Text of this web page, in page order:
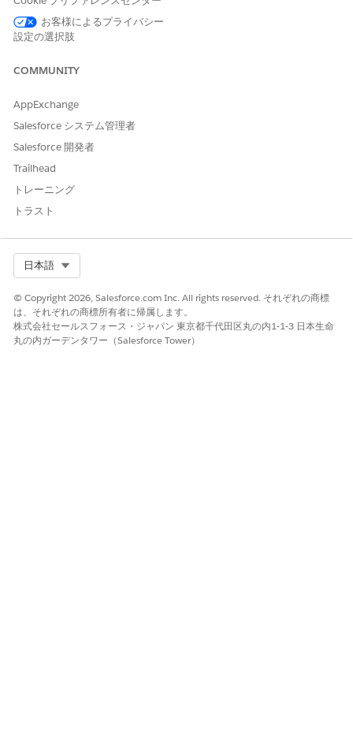
次に、変換する各取引先の個人取引先レコードタイプに該当す
るレコード ID を挿入します。
項目ごとにカスタム項目を作成します。
編集ツールの [別名で保存] 機能を使用して、.csv (カンマ区切
り値) ファイルとしてエクスポートします。
データローダーを使用してファイルをインポートします。
削除した項目値を保持するためにカスタム項目を作成した場合
はい いいえ
お客様によるプライバシー
設定の選択肢
COMMUNITY
AppExchange
Salesforce システム管理者
Salesforce 開発者
Trailhead
トレーニング
トラスト
日本語
© Copyright 2026, Salesforce.com Inc. All rights reserved. それぞれの商標
は、それぞれの商標所有者に帰属します。
株式会社セールスフォース・ジャパン 東京都千代田区丸の内1-1-3 日本生命
丸の内ガーデンタワー（Salesforce Tower）